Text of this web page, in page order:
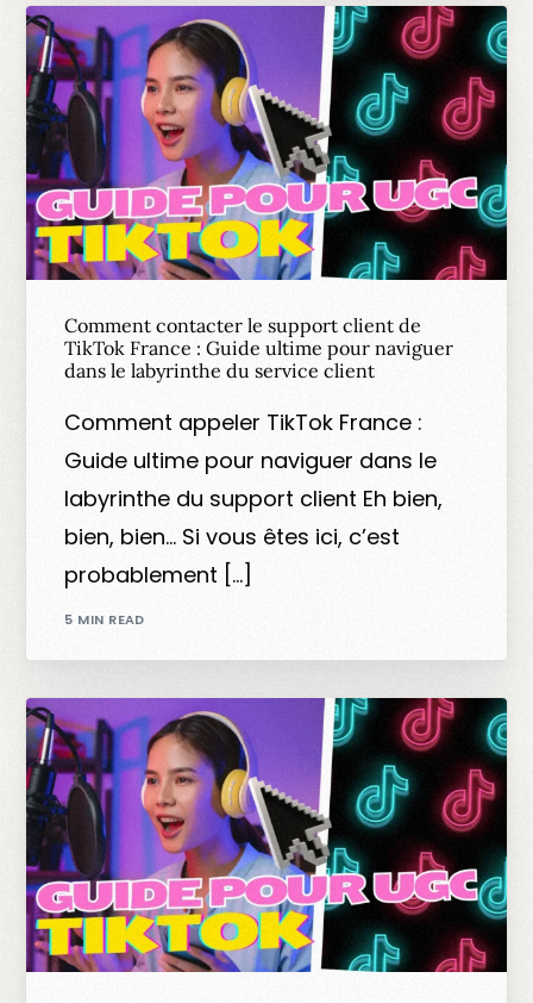
Comment contacter le support client de
TikTok France : Guide ultime pour naviguer
dans le labyrinthe du service client
Comment appeler TikTok France :
Guide ultime pour naviguer dans le
labyrinthe du support client Eh bien,
bien, bien… Si vous êtes ici, c’est
probablement […]
5 MIN READ